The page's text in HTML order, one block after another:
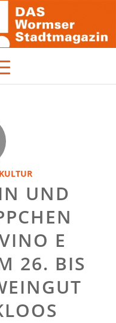
KULTUR
UND
E
26. BIS